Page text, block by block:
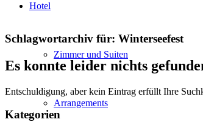
Hotel
Zimmer und Suiten
Arrangements
Schlagwortarchiv für: Winterseefest
Es konnte leider nichts
Entschuldigung, aber kein Eintrag erfüllt Ihre
Kategorien